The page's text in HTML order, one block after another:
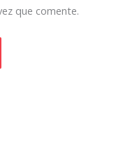
que comente.